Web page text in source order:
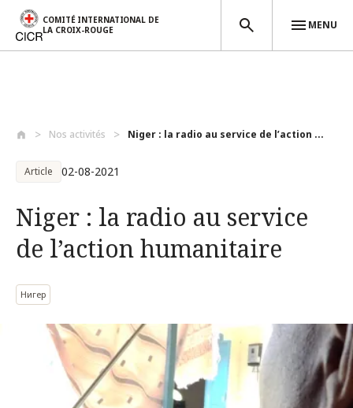
COMITÉ INTERNATIONAL DE
LA CROIX-ROUGE
MENU
Nos activités Niger : la radio au service de l’action ...
Article 02-08-2021
Niger : la radio au service
de l’action humanitaire
Нигер